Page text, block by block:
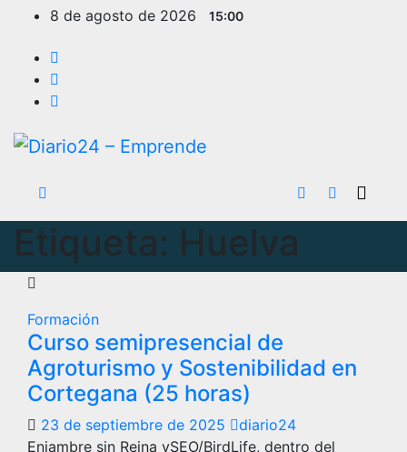
contenido
8 de agosto de 2026 15:00
Etiqueta: Huelva
Formación
Curso semipresencial de
Agroturismo y Sostenibilidad en
Cortegana (25 horas)
23 de septiembre de 2025
diario24
Enjambre sin Reina ySEO/BirdLife, dentro del